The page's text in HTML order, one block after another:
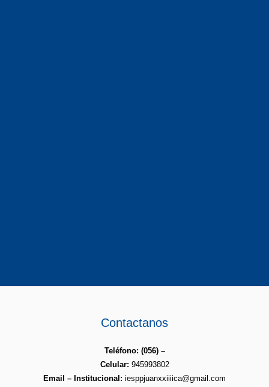
Contactanos
Teléfono: (056) –
Celular: 945993802
Email – Institucional: iesppjuanxxiiiica@gmail.com